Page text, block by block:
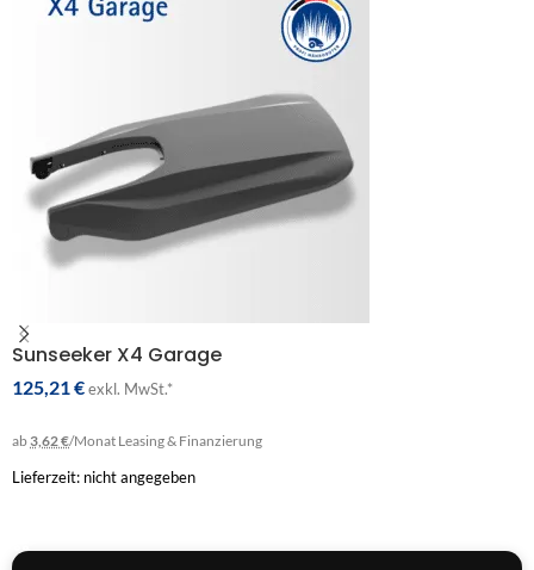
Sunseeker X4 Garage
125,21 €exkl. MwSt.*
ab 3,62 €/Monat Leasing & Finanzierung
Lieferzeit: nicht angegeben